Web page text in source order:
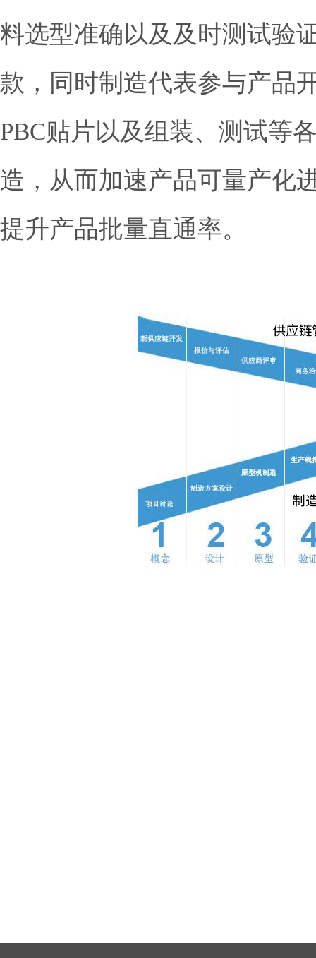
料选型准确以及及时测试验
款，同时制造代表参与产品
PBC贴片以及组装、测试等
造，从而加速产品可量产化
提升产品批量直通率。